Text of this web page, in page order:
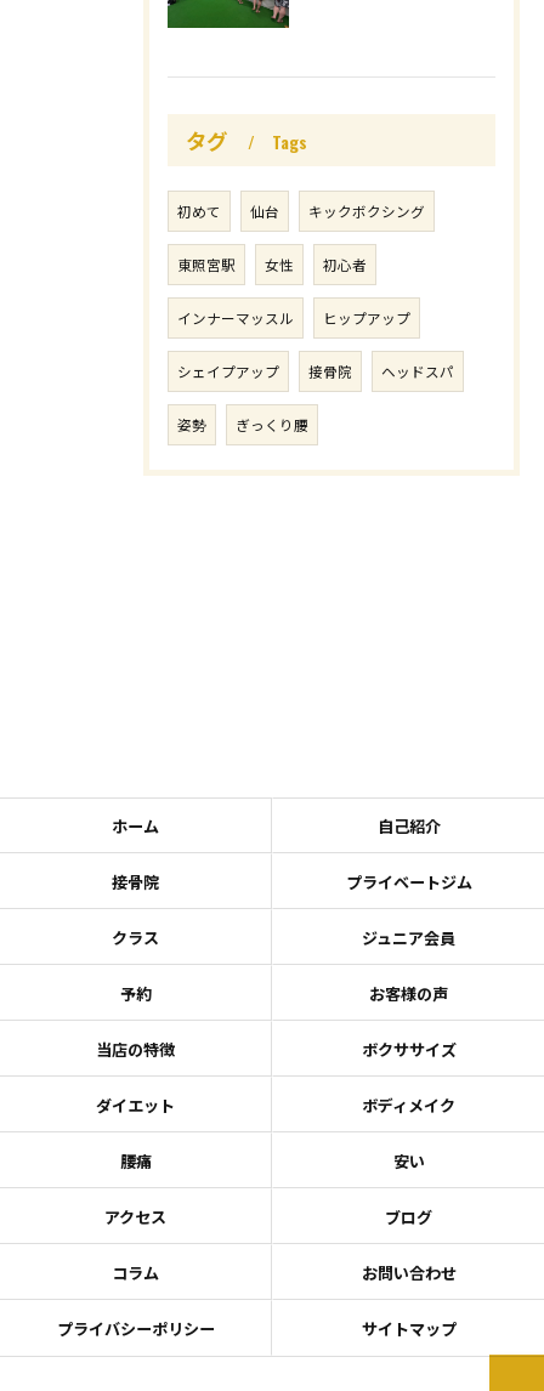
タグ Tags
初めて 仙台 キックボクシング
東照宮駅 女性 初心者
インナーマッスル ヒップアップ
シェイプアップ 接骨院 ヘッドスパ
姿勢 ぎっくり腰
ホーム 自己紹介
接骨院 プライベートジム
クラス ジュニア会員
予約 お客様の声
当店の特徴 ボクササイズ
ダイエット ボディメイク
腰痛 安い
アクセス ブログ
コラム お問い合わせ
プライバシーポリシー サイトマップ